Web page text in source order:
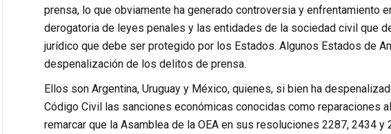
prensa, lo que obviamente ha generado controversia y
derogatoria de leyes penales y las entidades de la sociedad civil que
jurídico que debe ser protegido por los Estados. Algunos Estados de
despenalización de los delitos de prensa.
Ellos son Argentina, Uruguay y México, quienes, si bien ha
Código Civil las sanciones económicas conocidas como reparaciones
remarcar que la Asamblea de la OEA en sus resoluciones 2287, 2434